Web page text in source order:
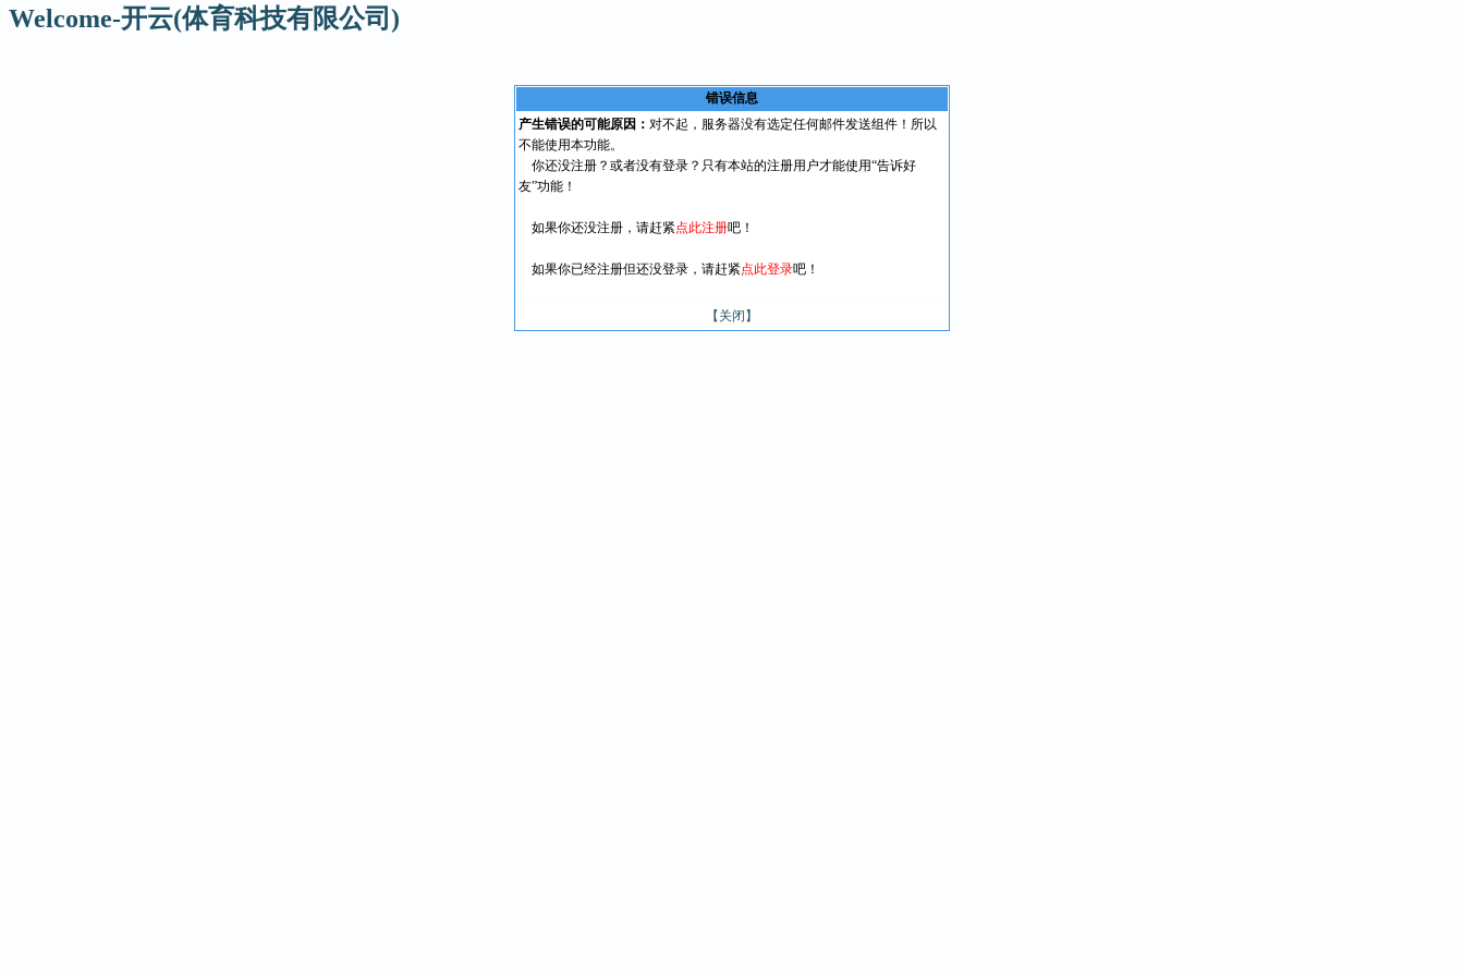
Welcome-开云(体育科技有限公司)
错误信息
产生错误的可能原因： 对不起，服务器没有选定任何邮件发送组件！所以
不能使用本功能。
你还没注册？或者没有登录？只有本站的注册用户才能使用“告诉好
友”功能！
如果你还没注册，请赶紧点此注册吧！
如果你已经注册但还没登录，请赶紧点此登录吧！
【关闭】